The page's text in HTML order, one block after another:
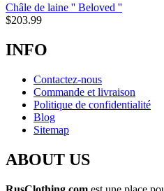
Châle de laine '' Beloved ''
$203.99
INFO
Contactez-nous
Commande et livraison
Politique de confidentialité
Blog
Sitemap
ABOUT US